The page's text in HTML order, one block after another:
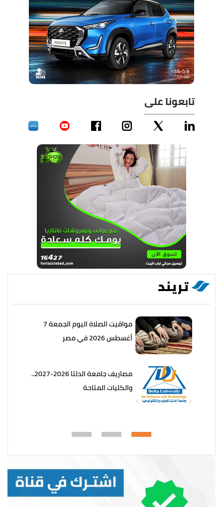
تابعونا على
تريند
مواقيت الصلاة اليوم الجمعة 7
أغسطس 2026 في مصر
مصاريف جامعة الدلتا 2026-2027..
والكليات المتاحة